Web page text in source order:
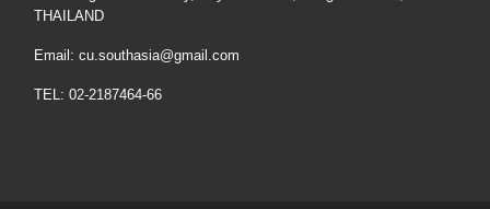
THAILAND
Email: cu.southasia@gmail.com
TEL: 02-2187464-66